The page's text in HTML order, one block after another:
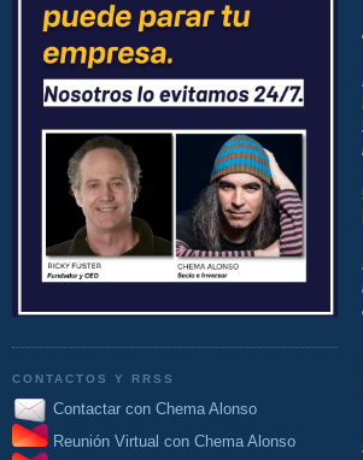
CONTACTOS Y RRSS
Contactar con Chema Alonso
Reunión Virtual con Chema Alonso